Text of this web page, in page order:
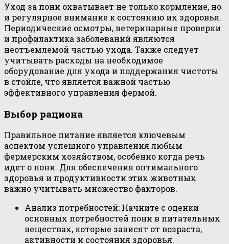
Уход за пони охватывает не только кормление, но
и регулярное внимание к состоянию их здоровья.
Периодические осмотры, ветеринарные проверки
и профилактика заболеваний являются
неотъемлемой частью ухода. Также следует
учитывать расходы на необходимое
оборудование для ухода и поддержания чистоты
в стойле, что является важной частью
эффективного управления фермой.
Выбор рациона
Правильное питание является ключевым
аспектом успешного управления любым
фермерским хозяйством, особенно когда речь
идет о пони. Для обеспечения оптимального
здоровья и продуктивности этих животных
важно учитывать множество факторов.
Анализ потребностей: Начните с оценки
основных потребностей пони в питательных
веществах, которые зависят от возраста,
активности и состояния здоровья.